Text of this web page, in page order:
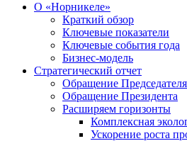
О «Норникеле»
Краткий обзор
Ключевые показатели
Ключевые события года
Бизнес-модель
Стратегический отчет
Обращение
Обращение Президента
Расширяем горизонты
Комплексная
Ускорение роста